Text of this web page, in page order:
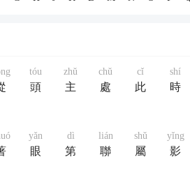
tóu
頭
zhǔ
主
chǔ
處
cǐ
此
shí
時
yǎn
眼
dì
第
lián
聯
shǔ
屬
yǐng
影